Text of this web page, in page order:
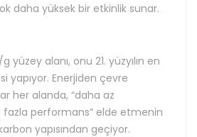
daha yüksek bir etkinlik sunar.
yüzey alanı, onu 21. yüzyılın en
yapıyor. Enerjiden çevre
her alanda, “daha az
performans” elde etmenin
yapısından geçiyor.